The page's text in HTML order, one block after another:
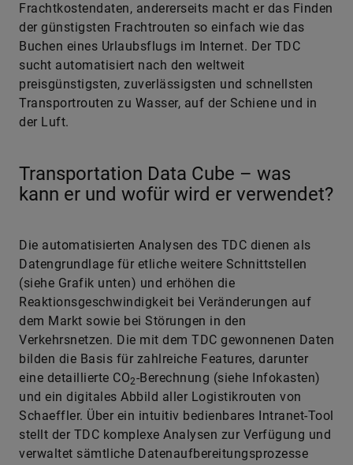
Frachtkostendaten, andererseits macht er das Finden
der günstigsten Frachtrouten so einfach wie das
Buchen eines Urlaubsflugs im Internet. Der TDC
sucht automatisiert nach den weltweit
preisgünstigsten, zuverlässigsten und schnellsten
Transport­routen zu Wasser, auf der Schiene und in
der Luft.
Transportation Data Cube – was
kann er und wofür wird er verwendet?
Die automatisierten Analysen des TDC dienen als
Datengrundlage für etliche weitere Schnittstellen
(siehe Grafik unten) und erhöhen die
Reaktionsgeschwindigkeit bei Veränderungen auf
dem Markt sowie bei Störungen in den
Verkehrsnetzen. Die mit dem TDC gewonnenen Daten
bilden die Basis für zahlreiche Features, darunter
eine detaillierte CO2-Berechnung (siehe Infokasten)
und ein digitales Abbild aller Logistikrouten von
Schaeffler. Über ein intuitiv bedienbares Intranet-Tool
stellt der TDC komplexe Analysen zur Verfügung und
verwaltet sämtliche Datenaufbereitungsprozesse